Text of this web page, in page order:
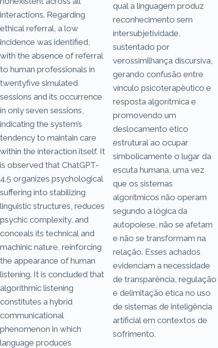
interactions. Regarding
ethical referral, a low
incidence was identified,
with the absence of referral
to human professionals in
twentyfive simulated
sessions and its occurrence
in only seven sessions,
indicating the system’s
tendency to maintain care
within the interaction itself. It
is observed that ChatGPT-
4.5 organizes psychological
suffering into stabilizing
linguistic structures, reduces
psychic complexity, and
conceals its technical and
machinic nature, reinforcing
the appearance of human
listening. It is concluded that
algorithmic listening
constitutes a hybrid
communicational
phenomenon in which
language produces
qual a linguagem produz
reconhecimento sem
intersubjetividade,
sustentado por
verossimilhança discursiva,
gerando confusão entre
vínculo psicoterapêutico e
resposta algorítmica e
promovendo um
deslocamento ético
estrutural ao ocupar
simbolicamente o lugar da
escuta humana, uma vez
que os sistemas
algorítmicos não operam
segundo a lógica da
autopoiese, não se afetam
e não se transformam na
relação. Esses achados
evidenciam a necessidade
de transparência, regulação
e delimitação ética no uso
de sistemas de inteligência
artificial em contextos de
sofrimento.